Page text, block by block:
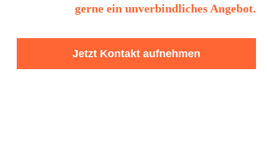
gerne ein unverbindliches Angebot.
Jetzt Kontakt aufnehmen